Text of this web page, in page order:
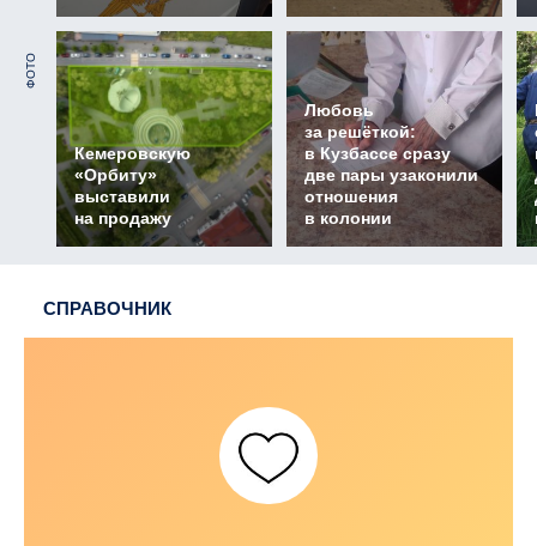
ФОТО
Кемеровскую
«Орбиту»
выставили
на продажу
Любовь
за решёткой:
в Кузбассе сразу
две пары узаконили
отношения
в колонии
СПРАВОЧНИК